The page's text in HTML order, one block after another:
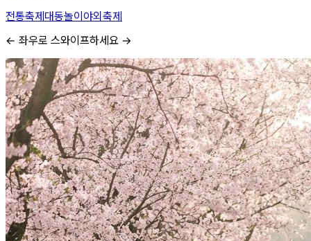
전통축제대동놀이 야외축제
← 좌우로 스와이프하세요 →